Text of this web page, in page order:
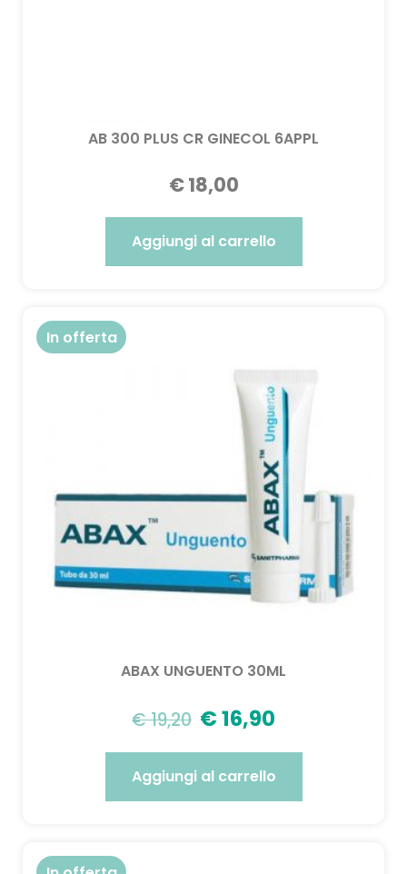
AB 300 PLUS CR GINECOL 6APPL
€18,00
Aggiungi al carrello
In offerta
ABAX UNGUENTO 30ML
€19,20 €16,90
Aggiungi al carrello